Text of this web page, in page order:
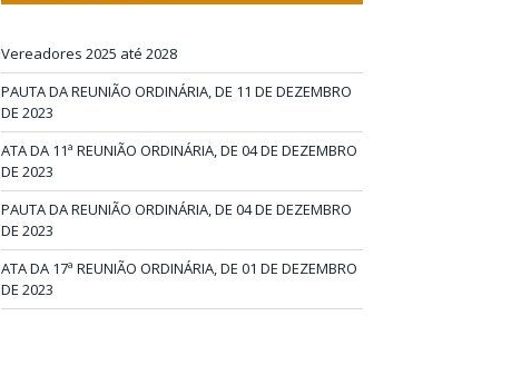
Vereadores 2025 até 2028
PAUTA DA REUNIÃO ORDINÁRIA, DE 11 DE DEZEMBRO
DE 2023
ATA DA 11ª REUNIÃO ORDINÁRIA, DE 04 DE DEZEMBRO
DE 2023
PAUTA DA REUNIÃO ORDINÁRIA, DE 04 DE DEZEMBRO
DE 2023
ATA DA 17ª REUNIÃO ORDINÁRIA, DE 01 DE DEZEMBRO
DE 2023